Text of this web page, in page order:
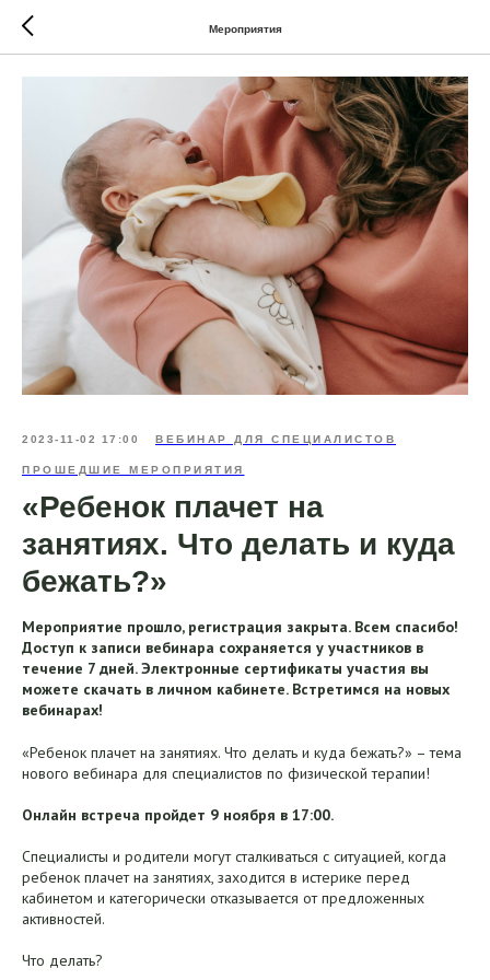
Мероприятия
2023-11-02 17:00 ВЕБИНАР ДЛЯ СПЕЦИАЛИСТОВ
ПРОШЕДШИЕ МЕРОПРИЯТИЯ
«Ребенок плачет на
занятиях. Что делать и куда
бежать?»
Мероприятие прошло, регистрация закрыта. Всем спасибо!
Доступ к записи вебинара сохраняется у участников в
течение 7 дней. Электронные сертификаты участия вы
можете скачать в личном кабинете. Встретимся на новых
вебинарах!
«Ребенок плачет на занятиях. Что делать и куда бежать?» – тема
нового вебинара для специалистов по физической терапии!
Онлайн встреча пройдет 9 ноября в 17:00.
Специалисты и родители могут сталкиваться с ситуацией, когда
ребенок плачет на занятиях, заходится в истерике перед
кабинетом и категорически отказывается от предложенных
активностей.
Что делать?